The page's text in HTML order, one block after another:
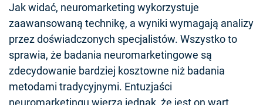
Jak widać, neuromarketing wykorzystuje
zaawansowaną technikę, a wyniki wymagają analizy
przez doświadczonych specjalistów. Wszystko to
sprawia, że badania neuromarketingowe są
zdecydowanie bardziej kosztowne niż badania
metodami tradycyjnymi. Entuzjaści
neuromarketingu wierzą jednak, że jest on wart